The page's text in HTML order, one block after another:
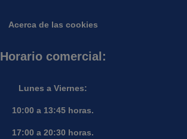
Acerca de las cookies
Horario comercial:
Lunes a Viernes:
10:00 a 13:45 horas.
17:00 a 20:30 horas.